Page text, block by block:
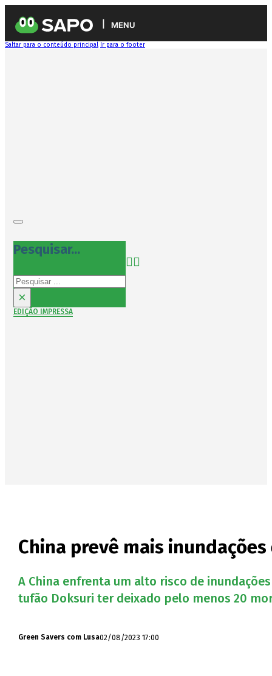
MENU
Saltar para o conteúdo principal Ir para o footer
Pesquisar...
Pesquisar
×
EDIÇÃO IMPRESSA
China prevê mais
A China enfrenta um alto risco de
tufão Doksuri ter deixado pelo menos 20
Green Savers com Lusa02/08/2023 17:00